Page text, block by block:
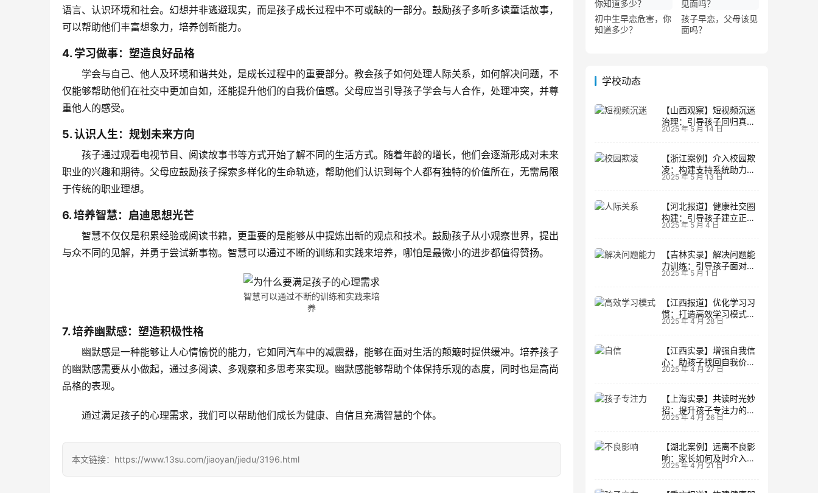
语言、认识环境和社会。幻想并非逃避现实，而是孩子成长过程中不可或缺的一部分。鼓励孩子多听多读童话故事，
可以帮助他们丰富想象力，培养创新能力。
4. 学习做事：塑造良好品格
学会与自己、他人及环境和谐共处，是成长过程中的重要部分。教会孩子如何处理人际关系，如何解决问题，不
仅能够帮助他们在社交中更加自如，还能提升他们的自我价值感。父母应当引导孩子学会与人合作，处理冲突，并尊
重他人的感受。
5. 认识人生：规划未来方向
孩子通过观看电视节目、阅读故事书等方式开始了解不同的生活方式。随着年龄的增长，他们会逐渐形成对未来
职业的兴趣和期待。父母应鼓励孩子探索多样化的生命轨迹，帮助他们认识到每个人都有独特的价值所在，无需局限
于传统的职业理想。
6. 培养智慧：启迪思想光芒
智慧不仅仅是积累经验或阅读书籍，更重要的是能够从中提炼出新的观点和技术。鼓励孩子从小观察世界，提出
与众不同的见解，并勇于尝试新事物。智慧可以通过不断的训练和实践来培养，哪怕是最微小的进步都值得赞扬。
智慧可以通过不断的训练和实践来培
养
7. 培养幽默感：塑造积极性格
幽默感是一种能够让人心情愉悦的能力，它如同汽车中的减震器，能够在面对生活的颠簸时提供缓冲。培养孩子
的幽默感需要从小做起，通过多阅读、多观察和多思考来实现。幽默感能够帮助个体保持乐观的态度，同时也是高尚
品格的表现。
通过满足孩子的心理需求，我们可以帮助他们成长为健康、自信且充满智慧的个体。
本文链接：https://www.13su.com/jiaoyan/jiedu/3196.html
初中生早恋危害，你
知道多少？
孩子早恋，父母该见
面吗？
学校动态
【山西观察】短视频沉迷
治理：引导孩子回归真实
生活
2025 年 5 月 14 日
【浙江案例】介入校园欺
凌：构建支持系统助力孩
子成长
2025 年 5 月 13 日
【河北报道】健康社交圈
构建：引导孩子建立正向
人际关系
2025 年 5 月 4 日
【吉林实录】解决问题能
力训练：引导孩子面对主
动挑战
2025 年 5 月 1 日
【江西报道】优化学习习
惯：打造高效学习模式的
实用技巧
2025 年 4 月 28 日
【江西实录】增强自我信
心：助孩子找回自我价值
的策略
2025 年 4 月 27 日
【上海实录】共读时光妙
招：提升孩子专注力的阅
读策略
2025 年 4 月 26 日
【湖北案例】远离不良影
响：家长如何及时介入调
整方向
2025 年 4 月 21 日